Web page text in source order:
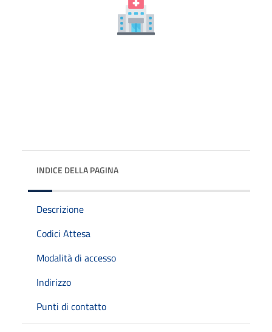
INDICE DELLA PAGINA
Descrizione
Codici Attesa
Modalità di accesso
Indirizzo
Punti di contatto